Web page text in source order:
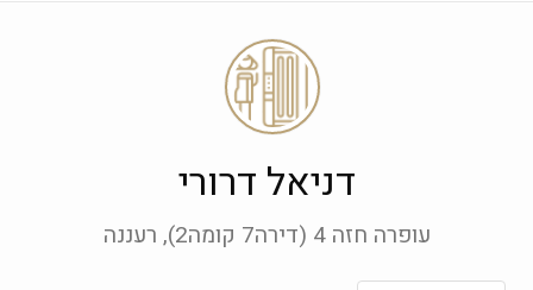
דניאל דרורי
עופרה חזה 4 (דירה7 קומה2), רעננה